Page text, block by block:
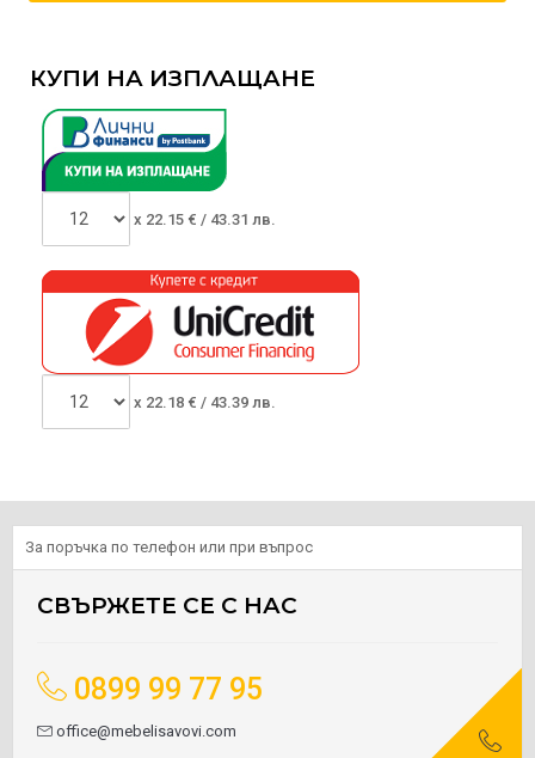
КУПИ НА ИЗПЛАЩАНЕ
x 22.15 € / 43.31 лв.
x 22.18 € / 43.39 лв.
За поръчка по телефон или при въпрос
СВЪРЖЕТЕ СЕ С НАС
0899 99 77 95
office@mebelisavovi.com